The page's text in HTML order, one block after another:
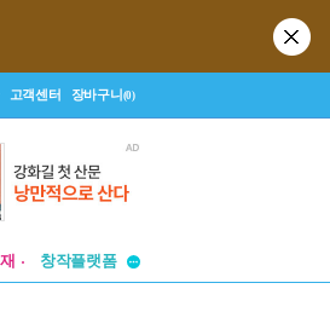
고객센터 장바구니(0)
창작플랫폼